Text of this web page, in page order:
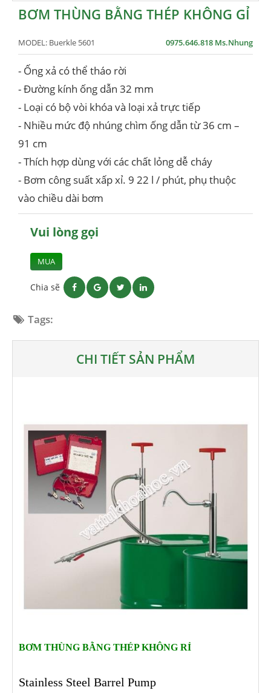
BƠM THÙNG BẰNG THÉP KHÔNG GỈ
MODEL: Buerkle 5601 0975.646.818 Ms.Nhung
- Ống xả có thể tháo rời
- Đường kính ống dẫn 32 mm
- Loại có bộ vòi khóa và loại xả trực tiếp
- Nhiều mức độ nhúng chìm ống dẫn từ 36 cm –
91 cm
- Thích hợp dùng với các chất lỏng dễ cháy
- Bơm công suất xấp xỉ. 9 22 l / phút, phụ thuộc
vào chiều dài bơm
Vui lòng gọi
MUA
Chia sẽ
Tags:
CHI TIẾT SẢN PHẨM
BƠM THÙNG BẰNG THÉP KHÔNG RỈ
Stainless Steel Barrel Pump